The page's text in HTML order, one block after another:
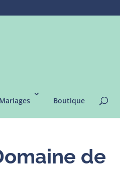
Boutique
de